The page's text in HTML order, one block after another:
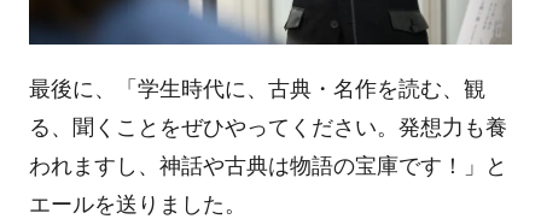
最後に、「学生時代に、古典・名作を読む、観
る、聞くことをぜひやってください。発想力も養
われますし、神話や古典は物語の宝庫です！」と
エールを送りました。